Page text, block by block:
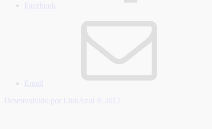
Facebook
Email
Desenvolvido por LinkAzul ® 2017